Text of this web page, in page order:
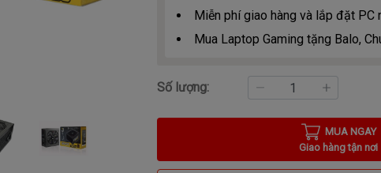
Miễn phí giao hàng và lắp đặt PC
Mua Laptop Gaming tặng Balo,
Số lượng:
MUA NGAY
Giao hàng tận nơi